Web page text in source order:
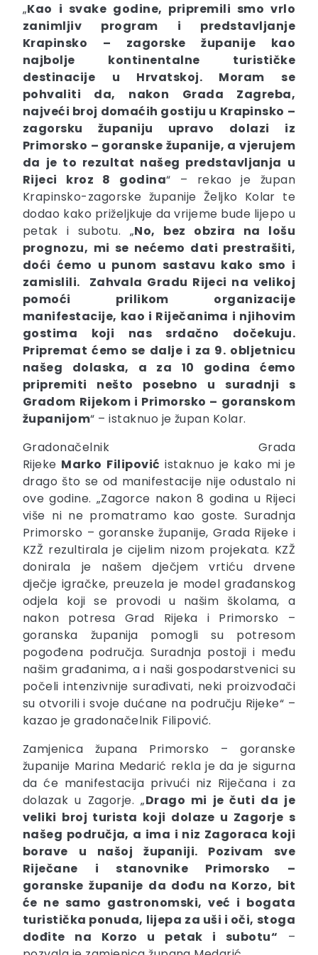
„Kao i svake godine, pripremili smo vrlo
zanimljiv program i predstavljanje
Krapinsko – zagorske županije kao
najbolje kontinentalne turističke
destinacije u Hrvatskoj. Moram se
pohvaliti da, nakon Grada Zagreba,
najveći broj domaćih gostiju u Krapinsko –
zagorsku županiju upravo dolazi iz
Primorsko – goranske županije, a vjerujem
da je to rezultat našeg predstavljanja u
Rijeci kroz 8 godina“ – rekao je župan
Krapinsko-zagorske županije Željko Kolar te
dodao kako priželjkuje da vrijeme bude lijepo u
petak i subotu. „No, bez obzira na lošu
prognozu, mi se nećemo dati prestrašiti,
doći ćemo u punom sastavu kako smo i
zamislili. Zahvala Gradu Rijeci na velikoj
pomoći prilikom organizacije
manifestacije, kao i Riječanima i njihovim
gostima koji nas srdačno dočekuju.
Pripremat ćemo se dalje i za 9. obljetnicu
našeg dolaska, a za 10 godina ćemo
pripremiti nešto posebno u suradnji s
Gradom Rijekom i Primorsko – goranskom
županijom“ – istaknuo je župan Kolar.
Gradonačelnik Grada
Rijeke Marko Filipović istaknuo je kako mi je
drago što se od manifestacije nije odustalo ni
ove godine. „Zagorce nakon 8 godina u Rijeci
više ni ne promatramo kao goste. Suradnja
Primorsko – goranske županije, Grada Rijeke i
KZŽ rezultirala je cijelim nizom projekata. KZŽ
donirala je našem dječjem vrtiću drvene
dječje igračke, preuzela je model građanskog
odjela koji se provodi u našim školama, a
nakon potresa Grad Rijeka i Primorsko –
goranska županija pomogli su potresom
pogođena područja. Suradnja postoji i među
našim građanima, a i naši gospodarstvenici su
počeli intenzivnije surađivati, neki proizvođači
su otvorili i svoje dućane na području Rijeke“ –
kazao je gradonačelnik Filipović.
Zamjenica župana Primorsko – goranske
županije Marina Medarić rekla je da je sigurna
da će manifestacija privući niz Riječana i za
dolazak u Zagorje. „Drago mi je čuti da je
veliki broj turista koji dolaze u Zagorje s
našeg područja, a ima i niz Zagoraca koji
borave u našoj županiji. Pozivam sve
Riječane i stanovnike Primorsko –
goranske županije da dođu na Korzo, bit
će ne samo gastronomski, već i bogata
turistička ponuda, lijepa za uši i oči, stoga
dođite na Korzo u petak i subotu“ –